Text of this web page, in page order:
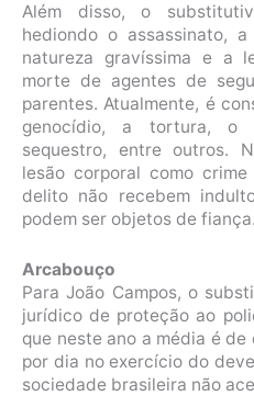
Além disso, o
hediondo o assassinato,
natureza gravíssima e a
morte de agentes de
parentes. Atualmente, é
genocídio, a tortura, o
sequestro, entre outros.
lesão corporal como
delito não recebem
podem ser objetos de fiança.
Arcabouço
Para João Campos, o
jurídico de proteção ao
que neste ano a média é
por dia no exercício do
sociedade brasileira não